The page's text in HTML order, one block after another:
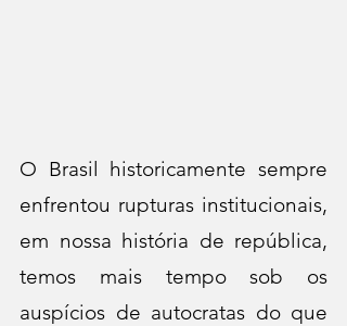
O Brasil historicamente sempre
enfrentou rupturas institucionais,
em nossa história de república,
temos mais tempo sob os
auspícios de autocratas do que